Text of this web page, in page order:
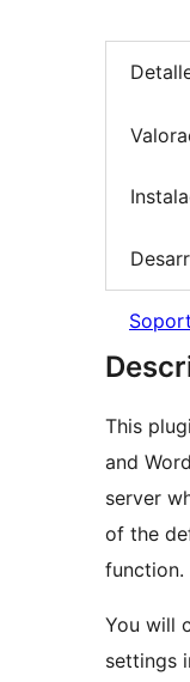
This
and
server
of the
function.
You will
settings